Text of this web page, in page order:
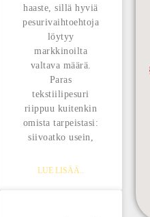
haaste, sillä hyviä
pesurivaihtoehtoja
löytyy
markkinoilta
valtava määrä.
Paras
tekstiilipesuri
riippuu kuitenkin
omista tarpeistasi:
siivoatko usein,
LUE LISÄÄ..